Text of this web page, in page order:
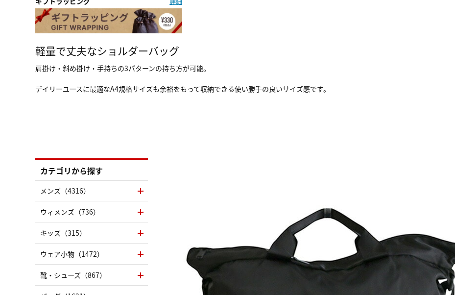
軽量で丈夫なショルダーバッグ
肩掛け・斜め掛け・手持ちの3パターンの持ち方が可能。
デイリーユースに最適なA4規格サイズも余裕をもって収納できる使い勝手の良いサイズ感です。
カテゴリから探す
メンズ（4316）
ウィメンズ（736）
キッズ（315）
ウェア小物（1472）
靴・シューズ（867）